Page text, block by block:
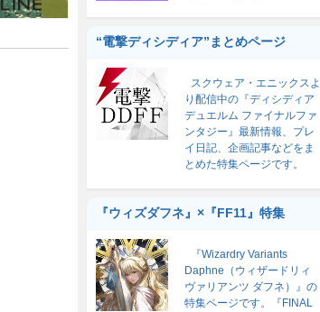
“電撃ディシディア”まとめページ
スクウェア・エニックスよ
り配信中の『ディシディア
デュエルム ファイナルファ
ンタジー』最新情報、プレ
イ日記、企画記事などをま
とめた特集ページです。
『ウィズダフネ』×『FF11』特集
『Wizardry Variants
Daphne（ウィザードリィ
ヴァリアンツ ダフネ）』の
特集ページです。『FINAL